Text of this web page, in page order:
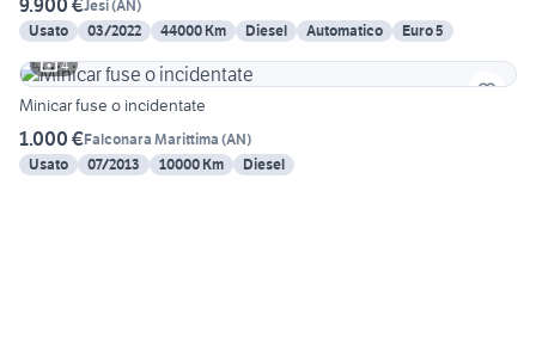
9.900 €Jesi(AN )
Usato
03/2022 44000 Km Diesel Automatico
Euro 5
4
Minicar fuse o incidentate
1.000 €Falconara Marittima (AN)
Usato
07/2013 10000 Km Diesel